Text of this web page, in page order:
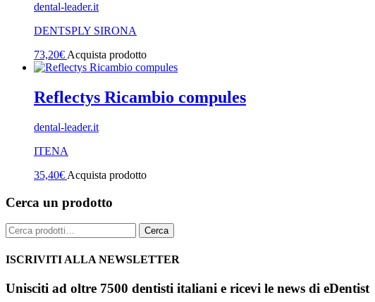
dental-leader.it
DENTSPLY SIRONA
73,20€ Acquista prodotto
Reflectys Ricambio compules
dental-leader.it
ITENA
35,40€ Acquista prodotto
Cerca un prodotto
Cerca: Cerca
ISCRIVITI ALLA NEWSLETTER
Unisciti ad oltre 7500 dentisti italiani e ricevi le news di eDentist